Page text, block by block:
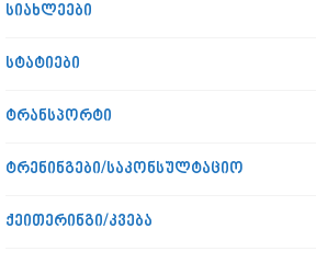
სიახლეები
სტატიები
ტრანსპორტი
ტრენინგები/საკონსულტაციო
ქეითერინგი/კვება